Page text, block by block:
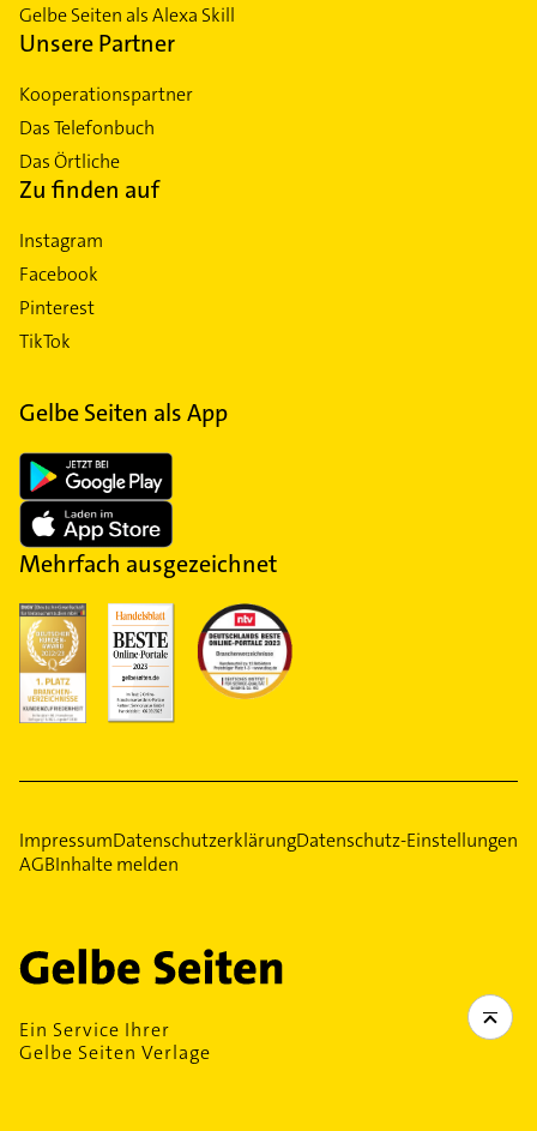
Gelbe Seiten als Alexa Skill
Unsere Partner
Kooperationspartner
Das Telefonbuch
Das Örtliche
Zu finden auf
Instagram
Facebook
Pinterest
TikTok
Gelbe Seiten als App
Mehrfach ausgezeichnet
ImpressumDatenschutzerklärungDatenschutz-Einstellungen
AGBInhalte melden
Ein Service Ihrer
Gelbe Seiten Verlage